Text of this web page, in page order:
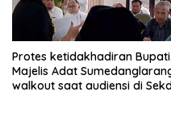
Protes ketidakhadiran
Majelis Adat
walkout saat audiensi di